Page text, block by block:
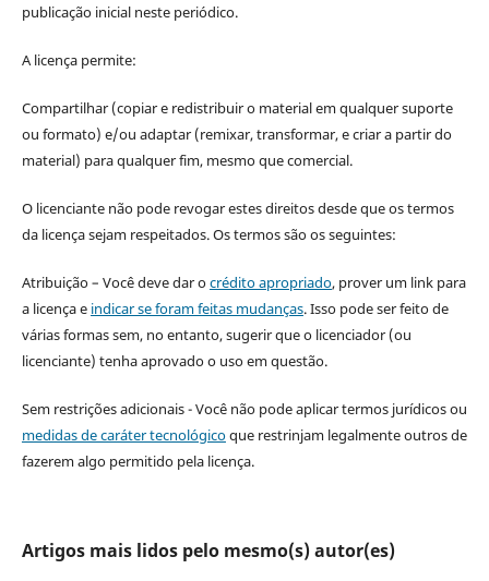
publicação inicial neste periódico.
A licença permite:
Compartilhar (copiar e redistribuir o material em qualquer suporte
ou formato) e/ou adaptar (remixar, transformar, e criar a partir do
material) para qualquer fim, mesmo que comercial.
O licenciante não pode revogar estes direitos desde que os termos
da licença sejam respeitados. Os termos são os seguintes:
Atribuição – Você deve dar ocrédito apropriado, prover um link para
a licença e indicar se foram feitas mudanças. Isso pode ser feito de
várias formas sem, no entanto, sugerir que o licenciador (ou
licenciante) tenha aprovado o uso em questão.
Sem restrições adicionais - Você não pode aplicar termos jurídicos ou
medidas de caráter tecnológicoque restrinjam legalmente outros de
fazerem algo permitido pela licença.
Artigos mais lidos pelo mesmo(s) autor(es)